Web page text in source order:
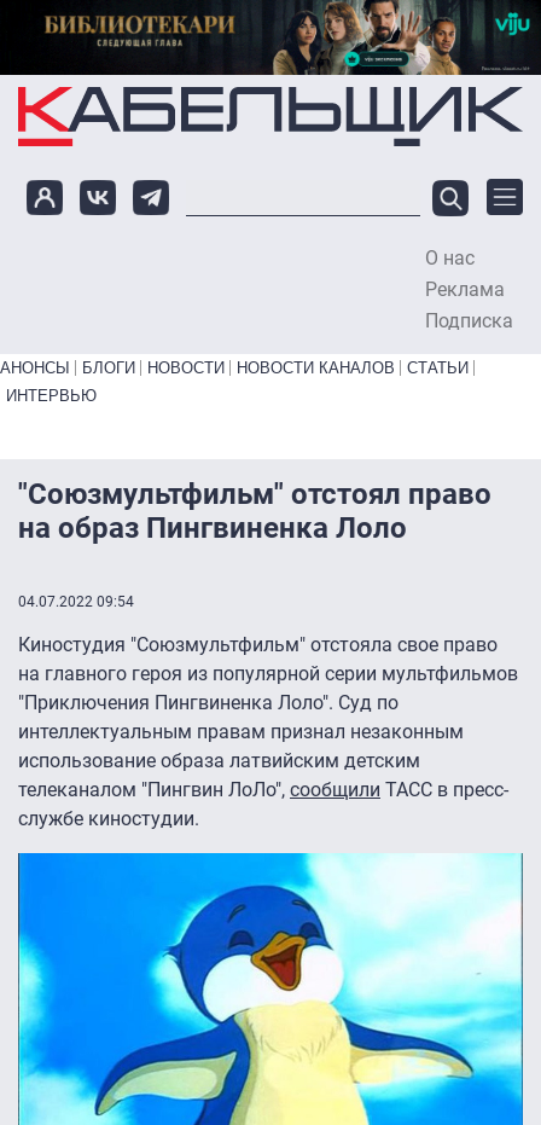
Перейти к основному содержанию
О нас
Реклама
Подписка
Primary links bottom
АНОНСЫ БЛОГИ НОВОСТИ НОВОСТИ КАНАЛОВ
СТАТЬИ
ИНТЕРВЬЮ
"Союзмультфильм" отстоял право
на образ Пингвиненка Лоло
04.07.2022 09:54
Киностудия "Союзмультфильм" отстояла свое право
на главного героя из популярной серии мультфильмов
"Приключения Пингвиненка Лоло". Суд по
интеллектуальным правам признал незаконным
использование образа латвийским детским
телеканалом "Пингвин ЛоЛо", сообщили ТАСС в пресс-
службе киностудии.